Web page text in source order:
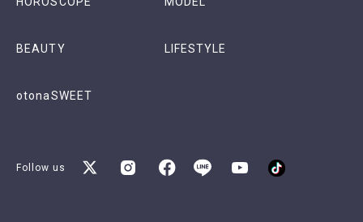
BEAUTY LIFESTYLE
otonaSWEET
Follow us